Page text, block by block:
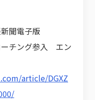
聞電子版
ーチング参入 エン
article/DGXZ